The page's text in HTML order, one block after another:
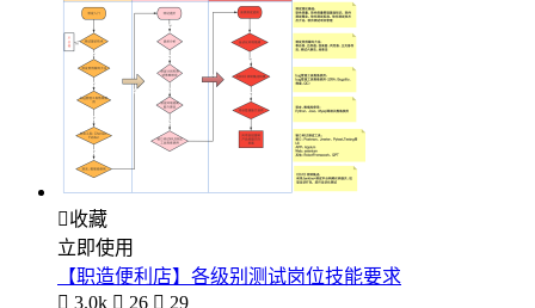
收藏
立即使用
【职造便利店】各级别测试岗位技能要求
 3.0k  26  29